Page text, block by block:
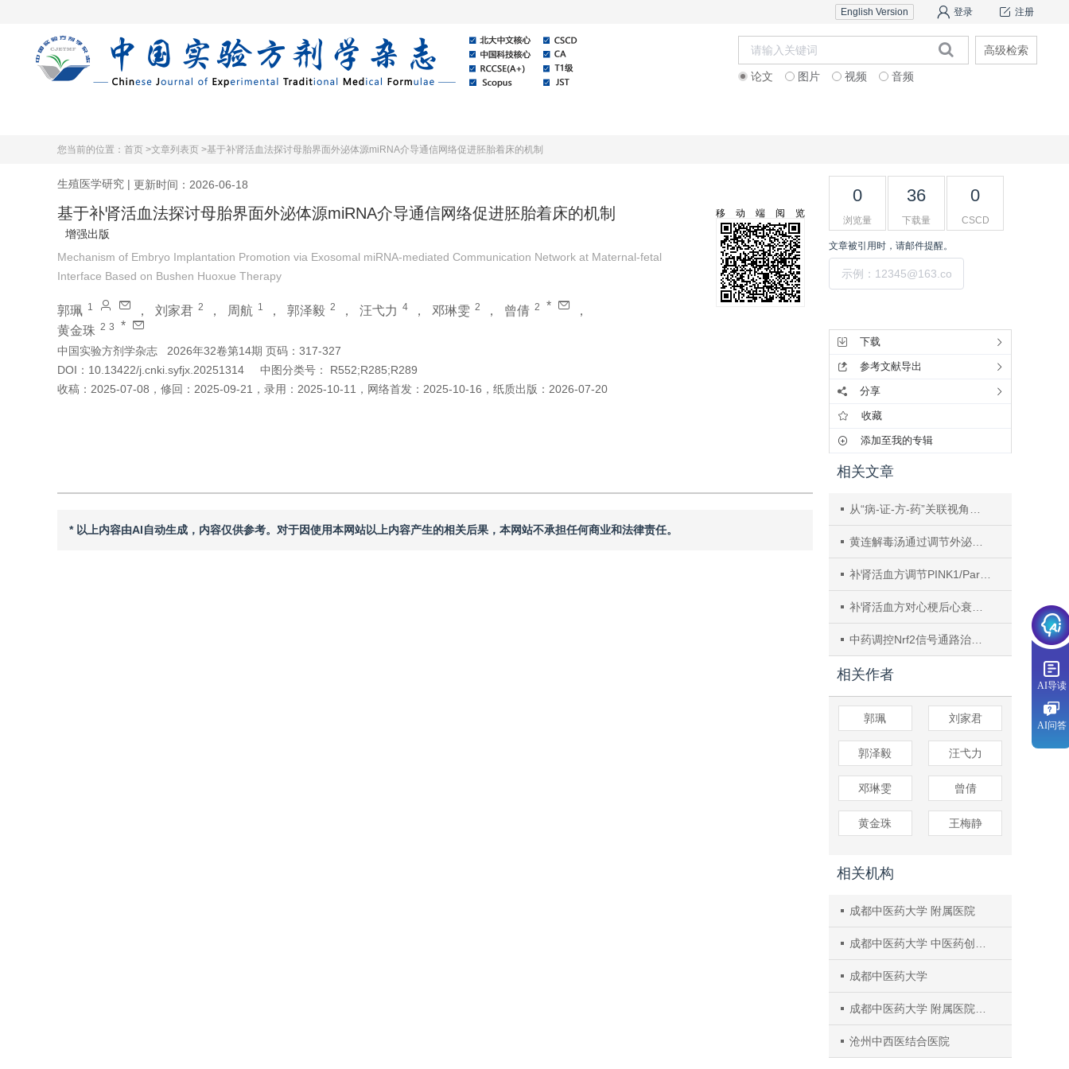
注册
登录
English Version
论文 图片 视频 音频
高级检索
您当前的位置： 首页 >文章列表页 >基于补肾活血法探讨母胎界面外泌体源miRNA介导通信网络促进胚胎着床的机制
生殖医学研究 | 更新时间：2026-06-18
基于补肾活血法探讨母胎界面外泌体源miRNA介导通信网络促进胚胎着床的机制
增强出版
Mechanism of Embryo Implantation Promotion via Exosomal miRNA-mediated Communication Network at Maternal-fetal
Interface Based on Bushen Huoxue Therapy
郭珮 1 ， 刘家君 2 ， 周航 1 ， 郭泽毅 2 ， 汪弋力 4 ， 邓琳雯 2 ， 曾倩 2 *
，
黄金珠 2 3 *
中国实验方剂学杂志
2026年32卷第14期 页码：317-327
DOI： 10.13422/j.cnki.syfjx.20251314 中图分类号：
R552;R285;R289
收稿： 2025-07-08 ， 修回： 2025-09-21 ， 录用： 2025-10-11 ， 网络首发： 2025-10-16 ， 纸质出版： 2026-07-20
移动端阅览
* 以上内容由AI自动生成，内容仅供参考。对于因使用本网站以上内容产生的相关后果，本网站不承担任何商业和法律责任。
0
浏览量
36
下载量
0
CSCD
文章被引用时，请邮件提醒。
下载
参考文献导出
分享
收藏
添加至我的专辑
相关文章
从“病-证-方-药”关联视角探讨负载槲皮素的外泌体改善Leydig细胞睾酮合成机制
黄连解毒汤通过调节外泌体内趋化因子表达对MCAO小鼠脑内中性粒细胞浸润的影响
补肾活血方调节PINK1/Parkin通路对卵巢早衰模型大鼠的影响
补肾活血方对心梗后心衰大鼠心室重构及心脑组织AVP、AQPs表达的影响
中药调控Nrf2信号通路治疗肝纤维化研究进展
相关作者
郭珮 刘家君
郭泽毅 汪弋力
邓琳雯 曾倩
黄金珠 王梅静
相关机构
成都中医药大学 附属医院
成都中医药大学 中医药创新研究院/交叉学科研究院
成都中医药大学
成都中医药大学 附属医院，代谢性疾病中医药调控四川省重点实验室
沧州中西医结合医院
AI导读
AI问答